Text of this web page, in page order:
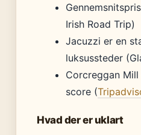
Irish Road Trip)
Jacuzzi er en
luksussteder
Corcreggan
score (
Hvad der er uklart